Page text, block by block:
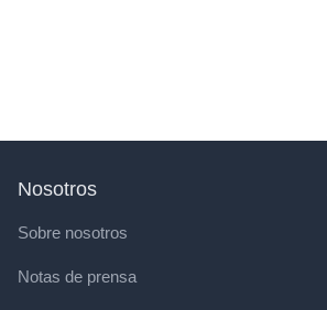
Nosotros
Sobre nosotros
Notas de prensa